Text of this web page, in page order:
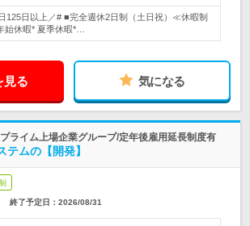
125日以上／# ■完全週休2日制（土日祝）≪休暇制
始休暇* 夏季休暇*…
見る 気になる
ライム上場企業グループ/定年後雇用延長制度有
テムの【開発】
終了予定日： 2026/08/31